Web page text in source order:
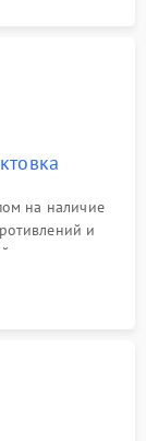
на наличие
и
питания,